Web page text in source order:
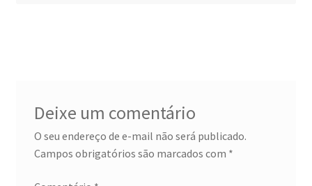
Deixe um comentário
O seu endereço de e-mail não será publicado.
Campos obrigatórios são marcados com *